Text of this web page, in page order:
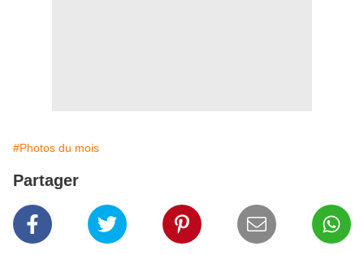
#Photos du mois
Partager